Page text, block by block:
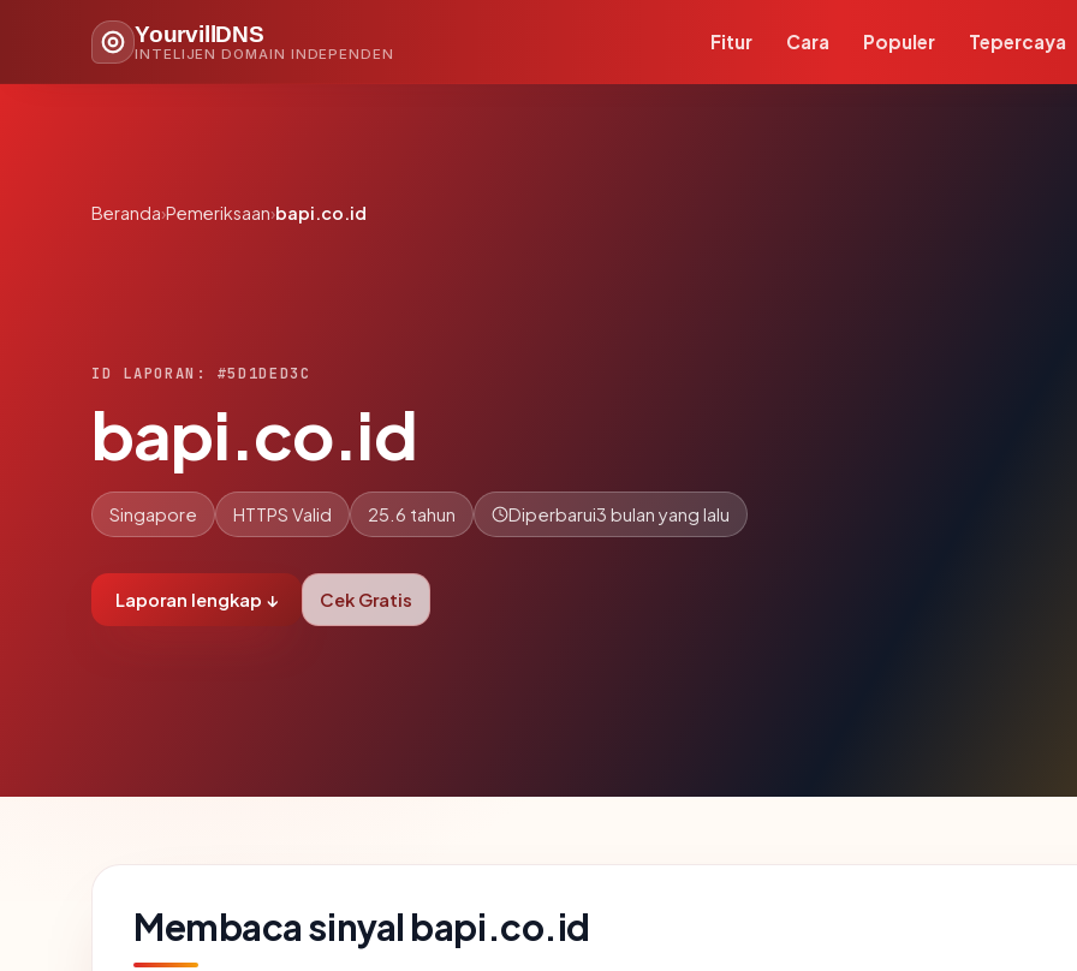
YourvillDNS
INTELIJEN DOMAIN INDEPENDEN
Fitur Cara Populer Tepercaya
Beranda›Pemeriksaan›bapi.co.id
ID LAPORAN: #5D1DED3C
bapi.co.id
Singapore HTTPS Valid 25.6 tahun Diperbarui3 bulan yang lalu
Laporan lengkap ↓ Cek Gratis
Membaca sinyal bapi.co.id